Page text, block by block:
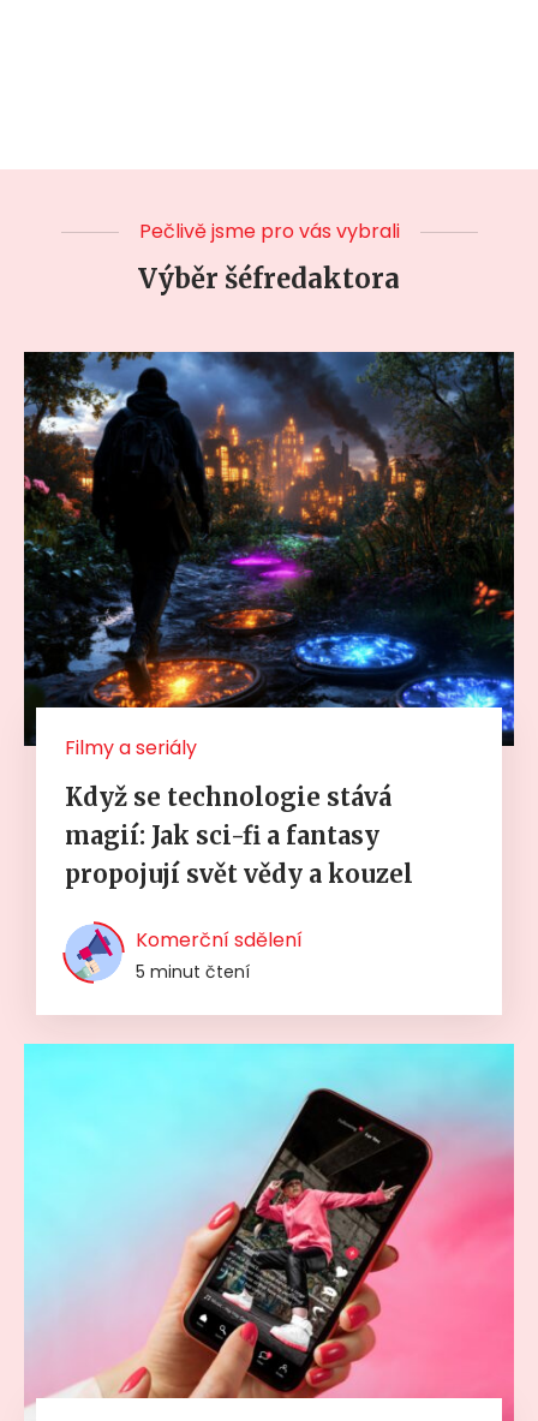
Pečlivě jsme pro vás vybrali
Výběr šéfredaktora
Filmy a seriály
Když se technologie stává
magií: Jak sci-fi a fantasy
propojují svět vědy a kouzel
Komerční sdělení
5 minut čtení